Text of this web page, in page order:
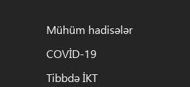
Mühüm hadisələr
COVİD-19
Tibbdə İKT